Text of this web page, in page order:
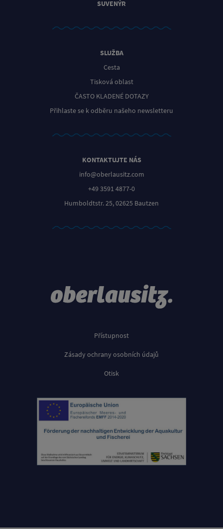
SUVENÝR
SLUŽBA
Cesta
Tisková oblast
ČASTO KLADENÉ DOTAZY
Přihlaste se k odběru našeho newsletteru
KONTAKTUJTE NÁS
info@oberlausitz.com
+49 3591 4877-0
Humboldtstr. 25, 02625 Bautzen
Přístupnost
Zásady ochrany osobních údajů
Otisk